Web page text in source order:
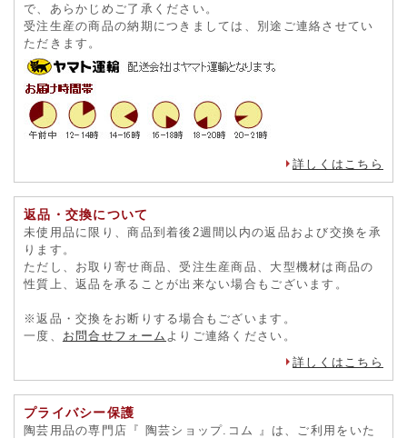
で、あらかじめご了承ください。
受注生産の商品の納期につきましては、別途ご連絡させてい
ただきます。
詳しくはこちら
返品・交換について
未使用品に限り、商品到着後2週間以内の返品および交換を承
ります。
ただし、お取り寄せ商品、受注生産商品、大型機材は商品の
性質上、返品を承ることが出来ない場合もございます。
※返品・交換をお断りする場合もございます。
一度、 お問合せフォーム よりご連絡ください。
詳しくはこちら
プライバシー保護
陶芸用品の専門店『 陶芸ショップ.コム 』は、ご利用をいた